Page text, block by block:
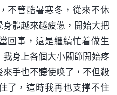
不管酷暑寒冬，從來不休
體越來越疲憊，開始大把
回事，還是繼續忙着做生
身上各個大小關節開始疼
手也不聽使唤了，不但殺
了，這時我再也支撑不住